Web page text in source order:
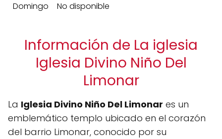
Domingo
No disponible
Información de La iglesia
Iglesia Divino Niño Del
Limonar
La Iglesia Divino Niño Del Limonar es un
emblemático templo ubicado en el corazón
del barrio Limonar, conocido por su